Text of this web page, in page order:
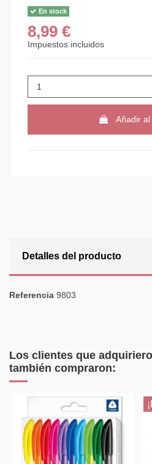
En stock
8,99 €
Impuestos incluidos
Añadir
Detalles del producto
Referencia 9803
Los clientes que
también compraron: